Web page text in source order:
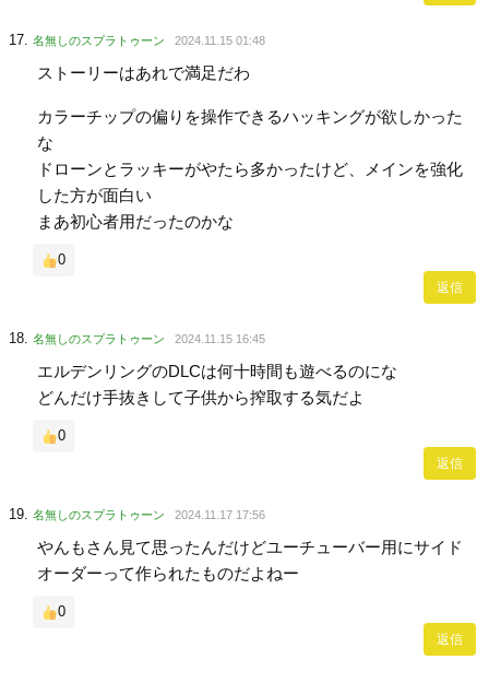
名無しのスプラトゥーン 2024.11.15 01:48
ストーリーはあれで満足だわ
カラーチップの偏りを操作できるハッキングが欲しかった
な
ドローンとラッキーがやたら多かったけど、メインを強化
した方が面白い
まあ初心者用だったのかな
0
返信
名無しのスプラトゥーン 2024.11.15 16:45
エルデンリングのDLCは何十時間も遊べるのにな
どんだけ手抜きして子供から搾取する気だよ
0
返信
名無しのスプラトゥーン 2024.11.17 17:56
やんもさん見て思ったんだけどユーチューバー用にサイド
オーダーって作られたものだよねー
0
返信